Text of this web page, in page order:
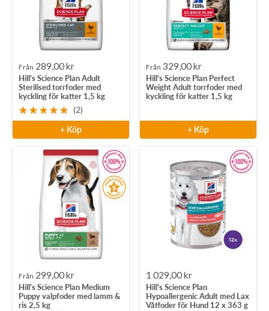
Rea-
pris
Från 289,00 kr
Hill's Science Plan Adult
Sterilised torrfoder med
kyckling för katter 1,5 kg
(2)
+ Köp
Rea-
pris
Från 329,00 kr
Hill's Science Plan Perfect
Weight Adult torrfoder med
kyckling för katter 1,5 kg
+ Köp
Rea-
pris
Från 299,00 kr
Hill's Science Plan Medium
Puppy valpfoder med lamm &
ris 2,5 kg
Rea-
pris
1 029,00 kr
Hill's Science Plan
Hypoallergenic Adult med Lax
Våtfoder för Hund 12 x 363 g